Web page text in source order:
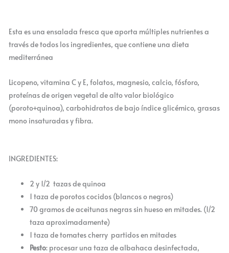
Esta es una ensalada fresca que aporta múltiples nutrientes a
través de todos los ingredientes, que contiene una dieta
mediterránea
Licopeno, vitamina C y E, folatos, magnesio, calcio, fósforo,
proteínas de origen vegetal de alto valor biológico
(poroto+quinoa), carbohidratos de bajo índice glicémico, grasas
mono insaturadas y fibra.
INGREDIENTES:
2 y 1/2 tazas de quinoa
1 taza de porotos cocidos (blancos o negros)
70 gramos de aceitunas negras sin hueso en mitades. (1/2
taza aproximadamente)
1 taza de tomates cherry partidos en mitades
Pesto: procesar una taza de albahaca desinfectada,